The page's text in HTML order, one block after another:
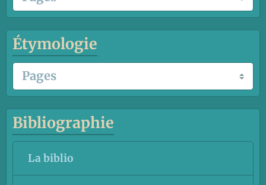
Étymologie
Bibliographie
La biblio